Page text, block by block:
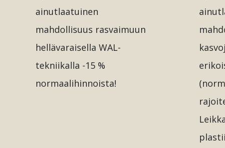
ainutlaatuinen
mahdollisuus rasvaimuun
hellävaraisella WAL-
tekniikalla -15 %
normaalihinnoista!